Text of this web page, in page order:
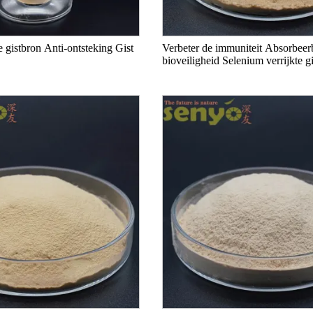
gist
gistbron Anti-ontsteking Gist
Verbeter de immuniteit
bioveiligheid Selenium verrijkte